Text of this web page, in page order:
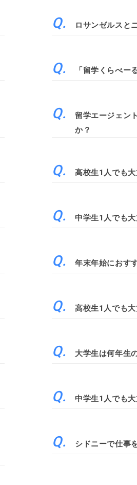
ロサンゼルスと
「留学くらべー
留学エージェン
か？
高校生1人でも大
中学生1人でも大
年末年始におす
高校生1人でも大
大学生は何年生
中学生1人でも大
シドニーで仕事